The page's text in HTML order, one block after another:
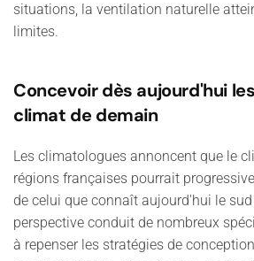
situations, la ventilation naturelle
limites.
Concevoir dès aujourd'hui
climat de demain
Les climatologues annoncent que le
régions françaises pourrait
de celui que connaît aujourd'hui le sud
perspective conduit de nombreux
à repenser les stratégies de